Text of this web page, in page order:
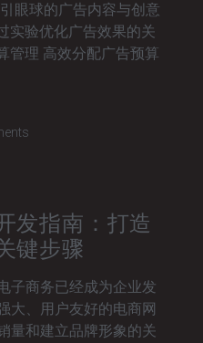
眼球的广告内容与创意
实验优化广告效果的关
管理 高效分配广告预算
发指南：打造
键步骤
子商务已经成为企业发
大、用户友好的电商网
量和建立品牌形象的关